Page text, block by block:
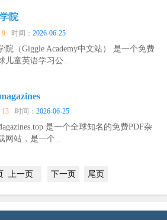
院
9 时间：2026-06-25
院（Giggle Academy中文站） 是一个免费
儿童英语学习公...
13 时间：2026-06-25
是一个全球知名的免费PDF杂
网站，是一个...
上一页 下一页 尾页